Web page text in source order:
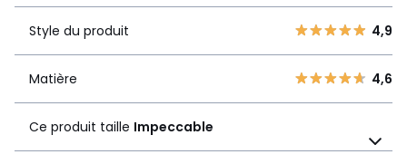
1
3
produit
4,9
Matière
4,6
Ce produit taille
Impeccable
Style du produit 4,9
Matière 4,6
Ce produit taille Impeccable